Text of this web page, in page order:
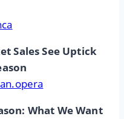
Sales See Uptick
What We Want